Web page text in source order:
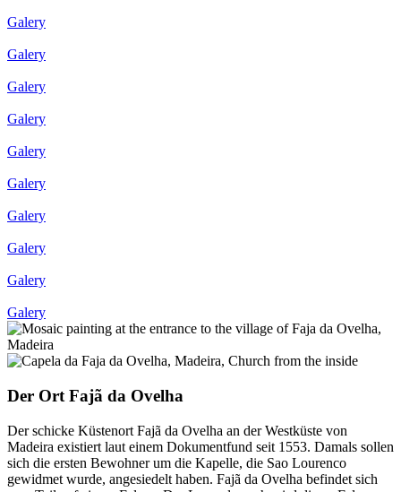
Galery
Galery
Galery
Galery
Galery
Galery
Galery
Galery
Galery
Galery
Der Ort Fajã da Ovelha
Der schicke Küstenort Fajã da Ovelha an der Westküste von
Madeira existiert laut einem Dokumentfund seit 1553. Damals sollen
sich die ersten Bewohner um die Kapelle, die Sao Lourenco
gewidmet wurde, angesiedelt haben. Fajã da Ovelha befindet sich